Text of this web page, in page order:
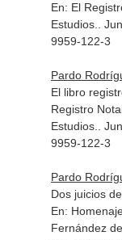
En: El
Estudios.
.
9959-122-3
Pardo
El libro
Registro
Estudios.
.
9959-122-3
Pardo
Dos juicios
En:
Fernández